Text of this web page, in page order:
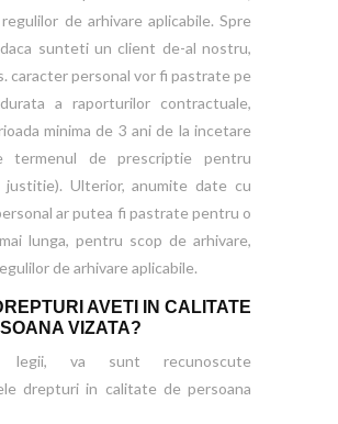
de arhivare aplicabile. Spre
sunteti un client de-al nostru,
caracter personal vor fi pastrate pe
a raporturilor contractuale,
minima de 3 ani de la incetare
termenul de prescriptie pentru
Ulterior, anumite date cu
ar putea fi pastrate pentru o
lunga, pentru scop de arhivare,
de arhivare aplicabile.
AVETI IN CALITATE
VIZATA?
legii, va sunt recunoscute
drepturi in calitate de persoana